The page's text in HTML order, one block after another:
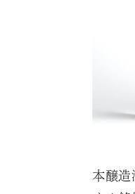
本醸造